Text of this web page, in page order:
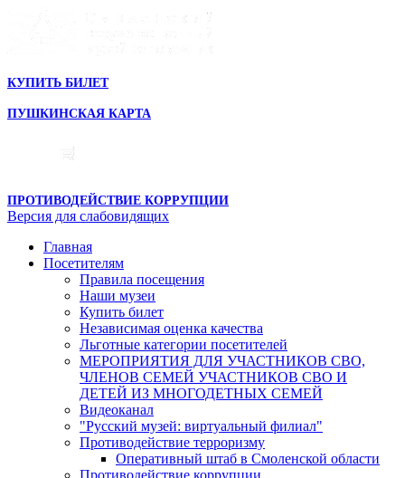
КУПИТЬ БИЛЕТ
ПУШКИНСКАЯ КАРТА
ПРОТИВОДЕЙСТВИЕ КОРРУПЦИИ
Версия для слабовидящих
Главная
Посетителям
Правила посещения
Наши музеи
Купить билет
Независимая оценка качества
Льготные категории посетителей
МЕРОПРИЯТИЯ ДЛЯ УЧАСТНИКОВ СВО,
ЧЛЕНОВ СЕМЕЙ УЧАСТНИКОВ СВО И
ДЕТЕЙ ИЗ МНОГОДЕТНЫХ СЕМЕЙ
Видеоканал
"Русский музей: виртуальный филиал"
Противодействие терроризму
Оперативный штаб в Смоленской области
Противодействие коррупции